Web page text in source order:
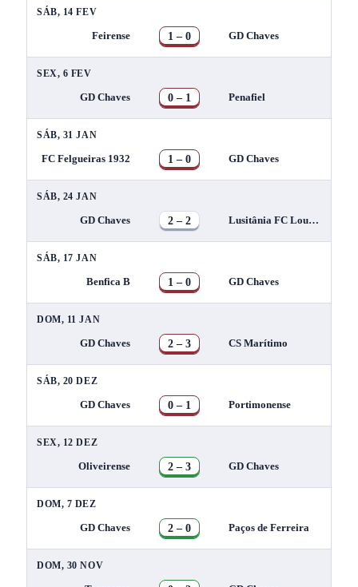
SÁB, 14 FEV
Feirense 1 – 0 GD Chaves
SEX, 6 FEV
GD Chaves 0 – 1 Penafiel
SÁB, 31 JAN
FC Felgueiras 1932 1 – 0 GD Chaves
SÁB, 24 JAN
GD Chaves 2 – 2 Lusitânia FC Lourosa
SÁB, 17 JAN
Benfica B 1 – 0 GD Chaves
DOM, 11 JAN
GD Chaves 2 – 3 CS Marítimo
SÁB, 20 DEZ
GD Chaves 0 – 1 Portimonense
SEX, 12 DEZ
Oliveirense 2 – 3 GD Chaves
DOM, 7 DEZ
GD Chaves 2 – 0 Paços de Ferreira
DOM, 30 NOV